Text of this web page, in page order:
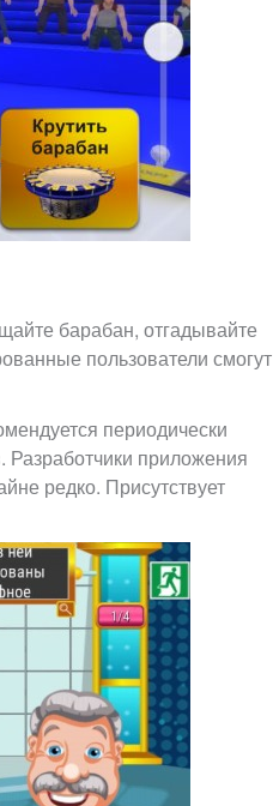
барабан, отгадывайте
пользователи смогут
периодически
Разработчики приложения
редко. Присутствует